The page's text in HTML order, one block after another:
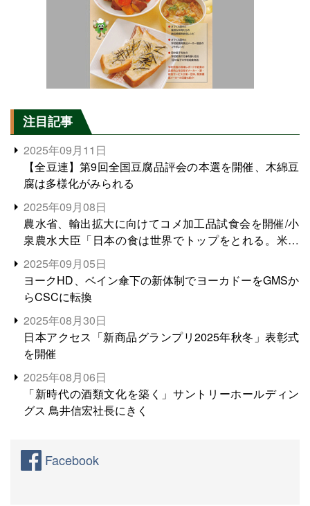
注目記事
2025年09月11日
【全豆連】第9回全国豆腐品評会の本選を開催、木綿豆
腐は多様化がみられる
2025年09月08日
農水省、輸出拡大に向けてコメ加工品試食会を開催/小
泉農水大臣「日本の食は世界でトップをとれる。米増
産に向けて、米輸出需要の拡大を」
2025年09月05日
ヨークHD、ベイン傘下の新体制でヨーカドーをGMSか
らCSCに転換
2025年08月30日
日本アクセス「新商品グランプリ2025年秋冬」表彰式
を開催
2025年08月06日
「新時代の酒類文化を築く」サントリーホールディン
グス 鳥井信宏社長にきく
Facebook